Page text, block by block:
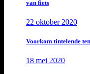
van fiets
22 oktober 2020
Voorkom tintelende
18 mei 2020